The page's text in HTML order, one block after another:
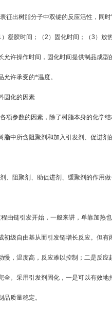
征出树脂分子中双键的反应活性，同
）凝胶时间；（2 ）固化时间；（3 ）放
允许操作时间，固化时间提供制品成型
允许承受的*温度。
固化的因素
项参数的因素，除了树脂本身的化学
脂中所含阻聚剂和加入引发剂、促进剂
、阻聚剂、助促进剂、缓聚剂的作用做
程由链引发开始，一般来讲，单靠加热
初级自由基从而引发链增长反应。但有
慢，温度高，反应难以控制；二是反应
全。采用引发剂固化，一是可以有效地
质量稳定。